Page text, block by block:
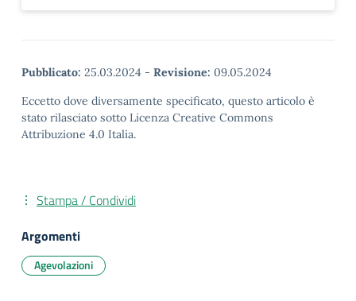
Pubblicato: 25.03.2024 - Revisione: 09.05.2024
Eccetto dove diversamente specificato, questo articolo è
stato rilasciato sotto Licenza Creative Commons
Attribuzione 4.0 Italia.
Stampa / Condividi
Argomenti
Agevolazioni